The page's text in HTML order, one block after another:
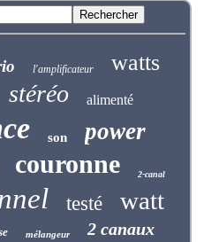
l'amplificateur watts
stéréo alimenté
son power
couronne 2-canal
testé watt
mélangeur 2 canaux